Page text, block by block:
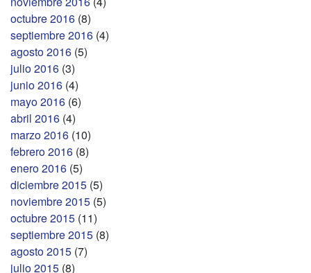
octubre 2016 (8)
septiembre 2016 (4)
agosto 2016 (5)
julio 2016 (3)
junio 2016 (4)
mayo 2016 (6)
abril 2016 (4)
marzo 2016 (10)
febrero 2016 (8)
enero 2016 (5)
diciembre 2015 (5)
noviembre 2015 (5)
octubre 2015 (11)
septiembre 2015 (8)
agosto 2015 (7)
julio 2015 (8)